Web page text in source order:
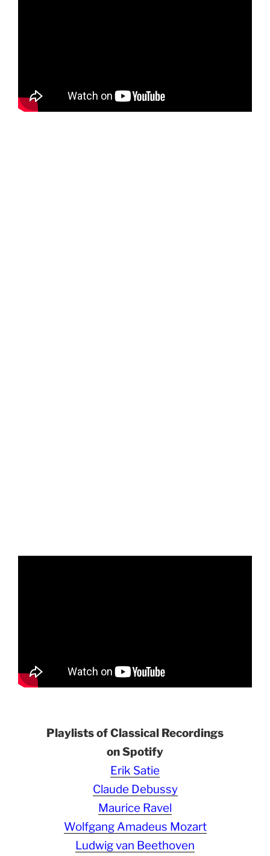
Playlists of Classical Recordings
on Spotify
Erik Satie
Claude Debussy
Maurice Ravel
Wolfgang Amadeus Mozart
Ludwig van Beethoven